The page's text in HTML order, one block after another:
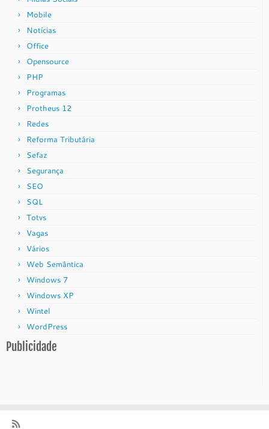
Mobile
Notícias
Office
Opensource
PHP
Programas
Protheus 12
Redes
Reforma Tributária
Sefaz
Segurança
SEO
SQL
Totvs
Vagas
Vários
Web Semântica
Windows 7
Windows XP
Wintel
WordPress
Publicidade